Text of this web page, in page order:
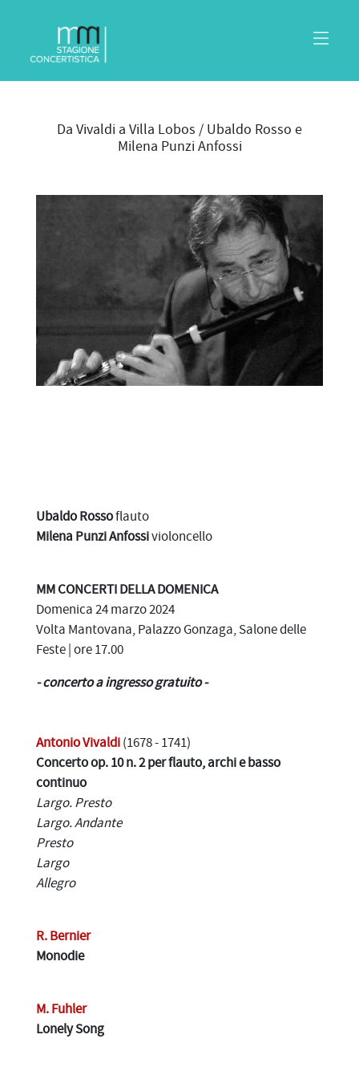
Da Vivaldi a Villa Lobos / Ubaldo Rosso e
Milena Punzi Anfossi
Ubaldo Rossoflauto
Milena Punzi Anfossivioloncello
MM CONCERTI DELLA DOMENICA
Domenica 24 marzo 2024
Volta Mantovana, Palazzo Gonzaga, Salone delle
Feste | ore 17.00
- concerto a ingresso gratuito -
Antonio Vivaldi(1678 - 1741)
Concerto op. 10 n. 2 per flauto, archi e basso
continuo
Largo. Presto
Largo. Andante
Presto
Largo
Allegro
R. Bernier
Monodie
M. Fuhler
Lonely Song